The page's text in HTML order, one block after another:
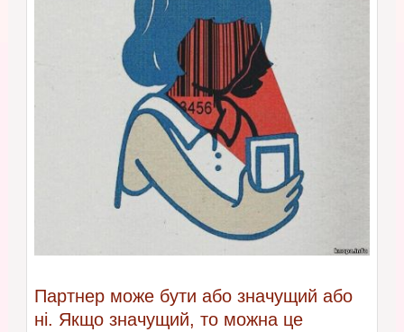
Партнер може бути або значущий або
ні. Якщо значущий, то можна це